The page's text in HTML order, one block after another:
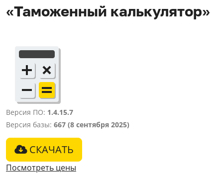
«Таможенный калькулятор»
Версия ПО: 1.4.15.7
Версия базы: 667 (8 сентября 2025)
СКАЧАТЬ
Посмотреть цены